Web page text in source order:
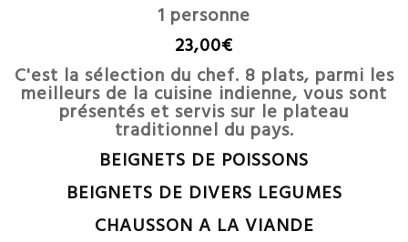
1 personne
23,00€
C'est la sélection du chef. 8 plats, parmi les
meilleurs de la cuisine indienne, vous sont
présentés et servis sur le plateau
traditionnel du pays.
BEIGNETS DE POISSONS
BEIGNETS DE DIVERS LEGUMES
CHAUSSON A LA VIANDE